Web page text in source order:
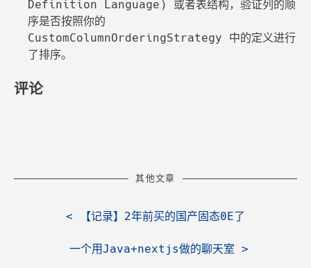
Definition Language) 或者表结构，验证列的顺
序是否按照你的
CustomColumnOrderingStrategy 中的定义进行
了排序。
评论
其他文章
< 【记录】2年前买的国产固态0E了
一个用Java+nextjs做的聊天室 >